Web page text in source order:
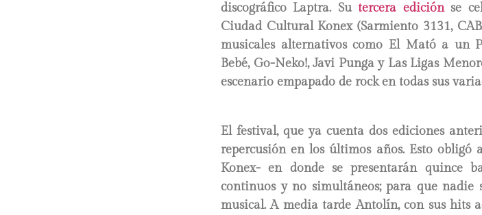
discográfico Laptra. Sutercera ediciónse
Ciudad Cultural Konex (Sarmiento 3131,
musicales alternativos como El Mató a un
Bebé, Go-Neko!, Javi Punga y Las Ligas
escenario empapado de rock en todas sus
El festival, que ya cuenta dos ediciones
repercusión en los últimos años. Esto
Konex- en donde se presentarán quince
continuos y no simultáneos; para que nadie
musical. A media tarde Antolín, con sus hits